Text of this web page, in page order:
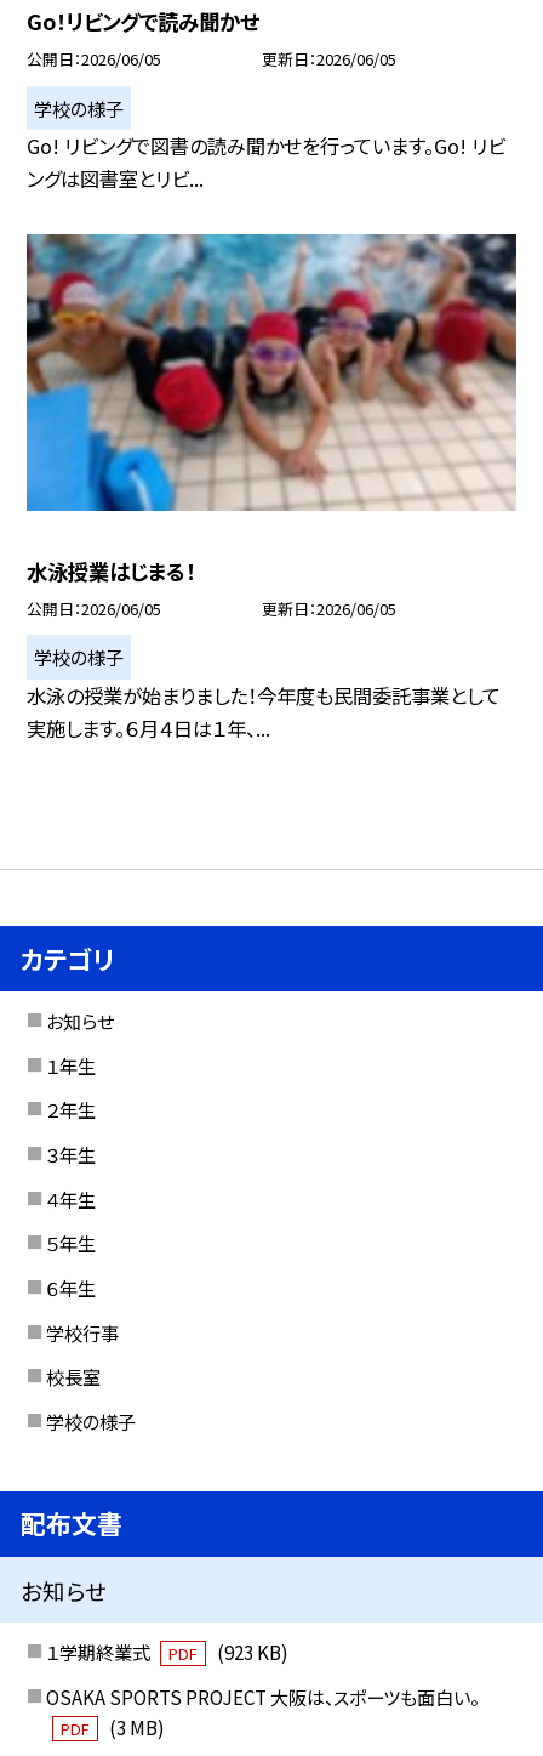
Go！リビングで読み聞かせ
公開日 2026/06/05 更新日 2026/06/05
学校の様子
Go! リビングで図書の読み聞かせを行っています。Go! リビ
ングは図書室とリビ...
水泳授業はじまる！
公開日 2026/06/05 更新日 2026/06/05
学校の様子
水泳の授業が始まりました！今年度も民間委託事業として
実施します。６月４日は１年、...
カテゴリ
お知らせ
１年生
２年生
３年生
４年生
５年生
６年生
学校行事
校長室
学校の様子
配布文書
お知らせ
１学期終業式 PDF
(923 KB)
OSAKA SPORTS PROJECT 大阪は、スポーツも面白い。
PDF
(3 MB)